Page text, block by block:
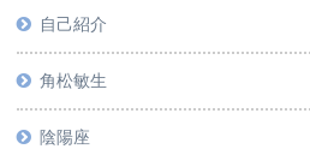
自己紹介
角松敏生
陰陽座